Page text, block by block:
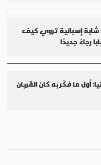
شابة إسبانية تروي كيف
رجاءً جديدًا
أول ما فكّر به كان القربان